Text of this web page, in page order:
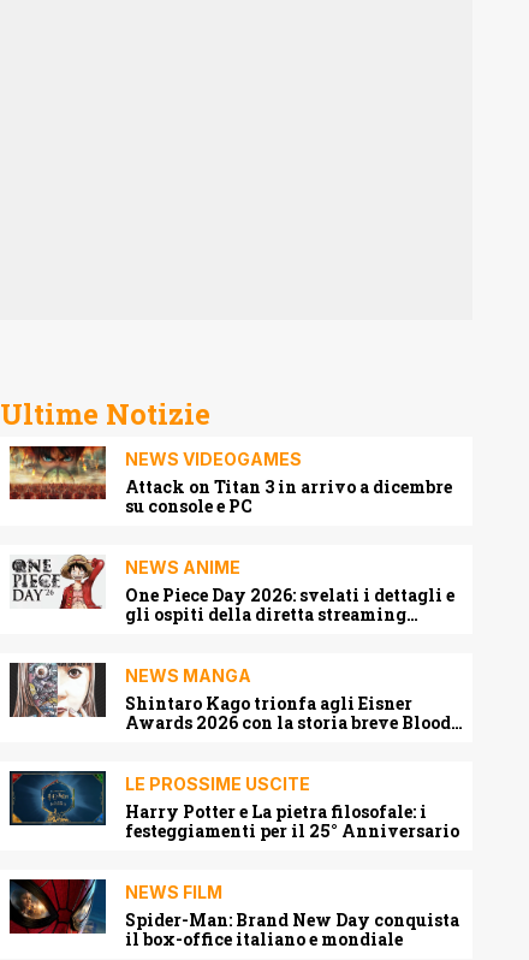
Ultime Notizie
NEWS VIDEOGAMES
Attack on Titan 3 in arrivo a dicembre
su console e PC
NEWS ANIME
One Piece Day 2026: svelati i dettagli e
gli ospiti della diretta streaming
NEWS MANGA
Shintaro Kago trionfa agli Eisner
Awards 2026 con la storia breve Blood
LE PROSSIME USCITE
Harry Potter e La pietra filosofale: i
festeggiamenti per il 25° Anniversario
NEWS FILM
Spider-Man: Brand New Day conquista
il box-office italiano e mondiale